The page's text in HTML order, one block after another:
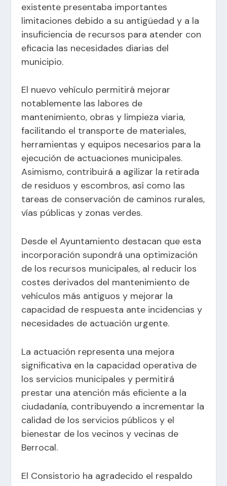
existente presentaba importantes
limitaciones debido a su antigüedad y a la
insuficiencia de recursos para atender con
eficacia las necesidades diarias del
municipio.
El nuevo vehículo permitirá mejorar
notablemente las labores de
mantenimiento, obras y limpieza viaria,
facilitando el transporte de materiales,
herramientas y equipos necesarios para la
ejecución de actuaciones municipales.
Asimismo, contribuirá a agilizar la retirada
de residuos y escombros, así como las
tareas de conservación de caminos rurales,
vías públicas y zonas verdes.
Desde el Ayuntamiento destacan que esta
incorporación supondrá una optimización
de los recursos municipales, al reducir los
costes derivados del mantenimiento de
vehículos más antiguos y mejorar la
capacidad de respuesta ante incidencias y
necesidades de actuación urgente.
La actuación representa una mejora
significativa en la capacidad operativa de
los servicios municipales y permitirá
prestar una atención más eficiente a la
ciudadanía, contribuyendo a incrementar la
calidad de los servicios públicos y el
bienestar de los vecinos y vecinas de
Berrocal.
El Consistorio ha agradecido el respaldo